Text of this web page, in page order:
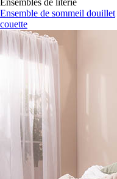
Ensembles de literie
Ensemble de sommeil douillet
couette